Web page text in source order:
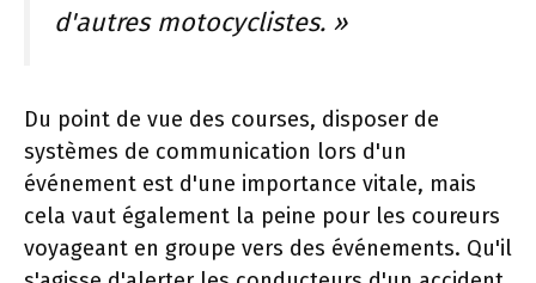
d'autres motocyclistes. »
Du point de vue des courses, disposer de
systèmes de communication lors d'un
événement est d'une importance vitale, mais
cela vaut également la peine pour les coureurs
voyageant en groupe vers des événements. Qu'il